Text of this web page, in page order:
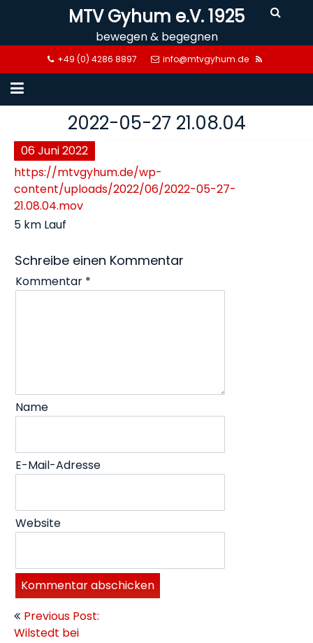
MTV Gyhum e.V. 1925
bewegen & begegnen
+49 (0) 4286 8897 info@mtvgyhum.de
2022-05-27 21.08.04
06Juni2022
https://mtvgyhum.de/wp-
content/uploads/2022/06/2022-05-27-
21.08.04.mov
5 km Lauf
Schreibe einen Kommentar
Kommentar *
Name
E-Mail-Adresse
Website
Beitragsnavigation
Previous Post:
Wilstedt bei